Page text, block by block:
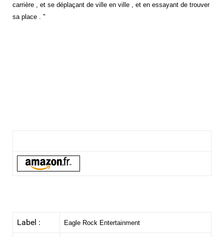
carrière , et se déplaçant de ville en ville , et en essayant de trouver
sa place . "
Label : Eagle Rock Entertainment